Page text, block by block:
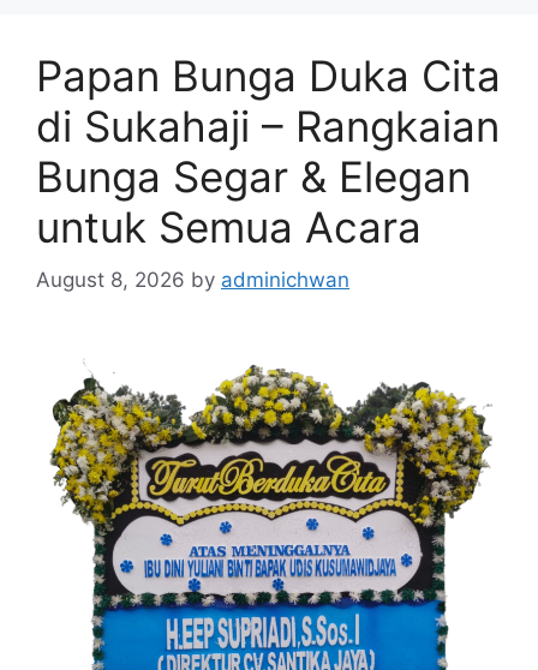
Papan Bunga Duka Cita
di Sukahaji – Rangkaian
Bunga Segar & Elegan
untuk Semua Acara
August 8, 2026 by adminichwan